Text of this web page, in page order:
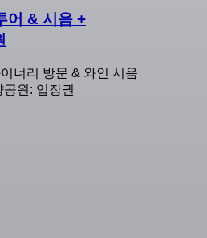
어 & 시음 +
너리 방문 & 와인 시음
원: 입장권